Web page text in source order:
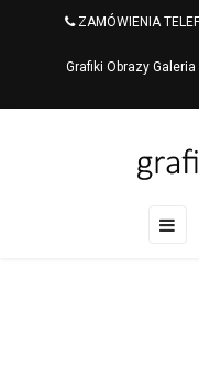
ZAMÓWIENIA
Grafiki Obrazy
☰